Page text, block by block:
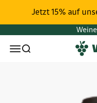
Jetzt 15% auf
MenüSuchen